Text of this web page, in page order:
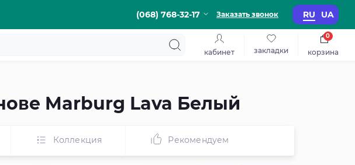
(068) 768-32-17 Заказать звонок RU UA
кабинет закладки корзина
0
Marburg Lava Белый
Коллекция Рекомендуем